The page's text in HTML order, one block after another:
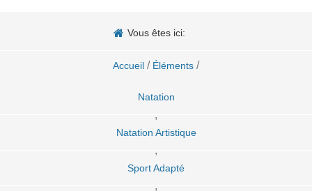
Vous êtes ici:
Accueil / Éléments /
Natation
,
Natation Artistique
,
Sport Adapté
,